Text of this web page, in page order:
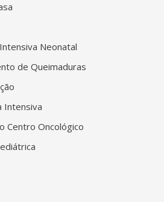
Neonatal
de Queimaduras
Intensiva
Centro Oncológico